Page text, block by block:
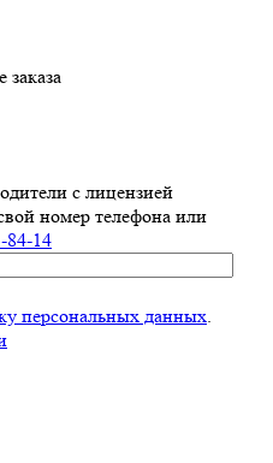
заказа
с лицензией
номер телефона или
84-14
персональных данных.